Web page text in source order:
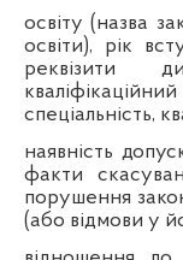
освіту (назва
освіти), рік
реквізити
спеціальність,
наявність
факти
порушення
(або відмови у